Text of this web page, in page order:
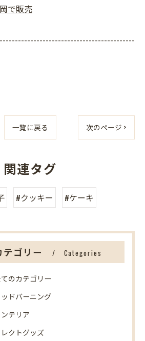
で販売
一覧に戻る 次のページ >
関連タグ
#クッキー #ケーキ
テゴリー Categories
のカテゴリー
ッドバーニング
テリア
クトグッズ